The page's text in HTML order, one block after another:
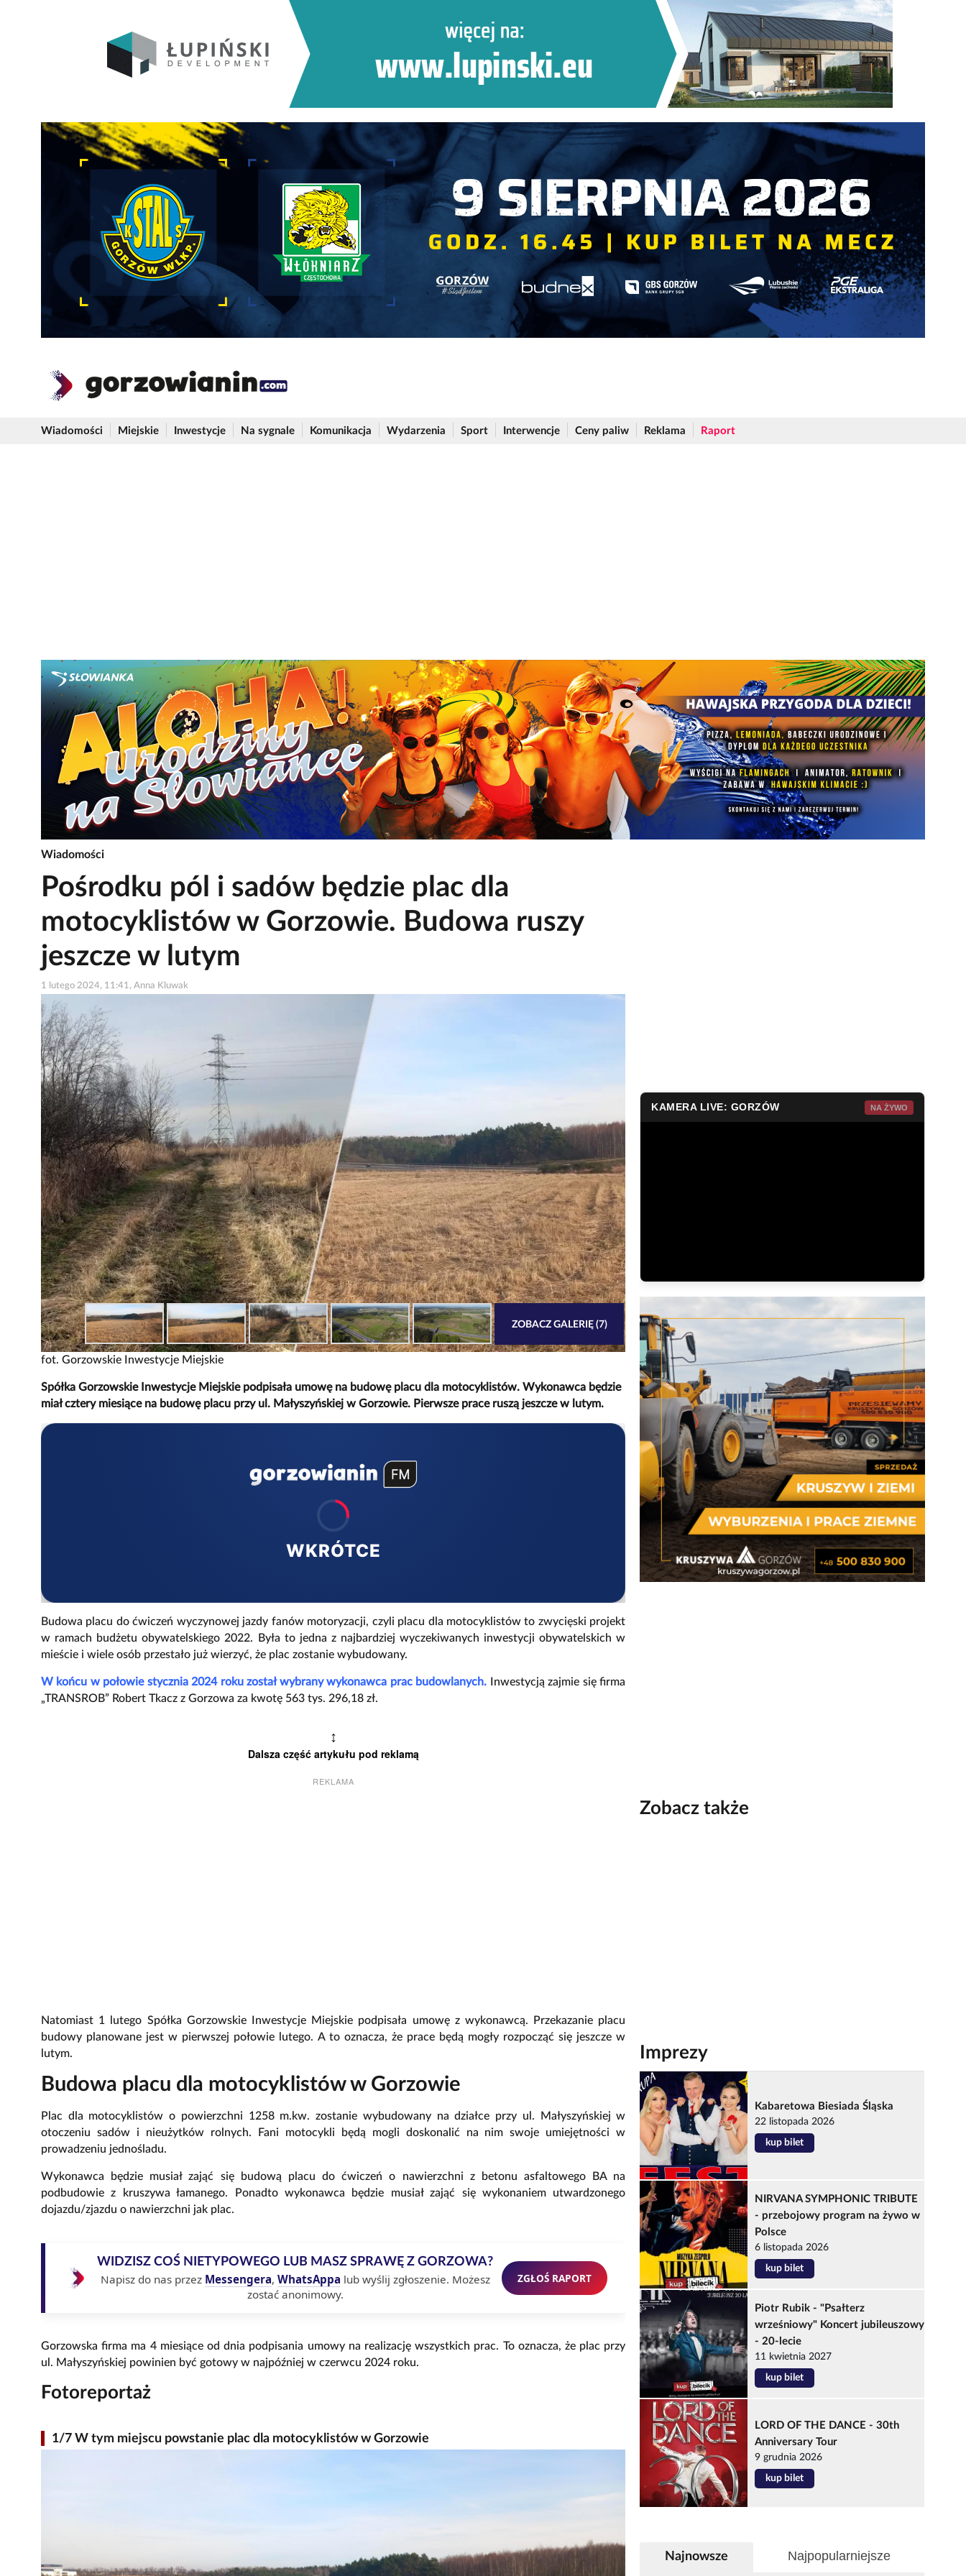
Wiadomości Miejskie Inwestycje Na sygnale Komunikacja Wydarzenia Sport Interwencje Ceny paliw Reklama Raport
Wiadomości
Pośrodku pól i sadów będzie plac dla
motocyklistów w Gorzowie. Budowa ruszy
jeszcze w lutym
1 lutego 2024, 11:41, Anna Kluwak
fot. Gorzowskie Inwestycje Miejskie
ZOBACZ GALERIĘ (7)
Spółka Gorzowskie Inwestycje Miejskie podpisała umowę na budowę placu dla motocyklistów. Wykonawca będzie
miał cztery miesiące na budowę placu przy ul. Małyszyńskiej w Gorzowie. Pierwsze prace ruszą jeszcze w lutym.
WKRÓTCE
Budowa placu do ćwiczeń wyczynowej jazdy fanów motoryzacji, czyli placu dla motocyklistów to zwycięski projekt
w ramach budżetu obywatelskiego 2022. Była to jedna z najbardziej wyczekiwanych inwestycji obywatelskich w
mieście i wiele osób przestało już wierzyć, że plac zostanie wybudowany.
W końcu w połowie stycznia 2024 roku został wybrany wykonawca prac budowlanych.
Inwestycją zajmie się firma
„TRANSROB” Robert Tkacz z Gorzowa za kwotę 563 tys. 296,18 zł.
↕
Dalsza część artykułu pod reklamą
REKLAMA
Natomiast 1 lutego Spółka Gorzowskie Inwestycje Miejskie podpisała umowę z wykonawcą. Przekazanie placu
budowy planowane jest w pierwszej połowie lutego. A to oznacza, że prace będą mogły rozpocząć się jeszcze w
lutym.
Budowa placu dla motocyklistów w Gorzowie
Plac dla motocyklistów o powierzchni 1258 m.kw. zostanie wybudowany na działce przy ul. Małyszyńskiej w
otoczeniu sadów i nieużytków rolnych. Fani motocykli będą mogli doskonalić na nim swoje umiejętności w
prowadzeniu jednośladu.
Wykonawca będzie musiał zająć się budową placu do ćwiczeń o nawierzchni z betonu asfaltowego BA na
podbudowie z kruszywa łamanego. Ponadto wykonawca będzie musiał zająć się wykonaniem utwardzonego
dojazdu/zjazdu o nawierzchni jak plac.
WIDZISZ COŚ NIETYPOWEGO LUB MASZ SPRAWĘ Z GORZOWA?
Napisz do nas przez Messengera, WhatsAppa lub wyślij zgłoszenie. Możesz
zostać anonimowy.
ZGŁOŚ RAPORT
Gorzowska firma ma 4 miesiące od dnia podpisania umowy na realizację wszystkich prac. To oznacza, że plac przy
ul. Małyszyńskiej powinien być gotowy w najpóźniej w czerwcu 2024 roku.
Fotoreportaż
1/7 W tym miejscu powstanie plac dla motocyklistów w Gorzowie
KAMERA LIVE: GORZÓW NA ŻYWO
Zobacz także
Imprezy
Kabaretowa Biesiada Śląska
22 listopada 2026
kup bilet
NIRVANA SYMPHONIC TRIBUTE
- przebojowy program na żywo w
Polsce
6 listopada 2026
kup bilet
Piotr Rubik - "Psałterz
wrześniowy" Koncert jubileuszowy
- 20-lecie
11 kwietnia 2027
kup bilet
LORD OF THE DANCE - 30th
Anniversary Tour
9 grudnia 2026
kup bilet
Najnowsze Najpopularniejsze